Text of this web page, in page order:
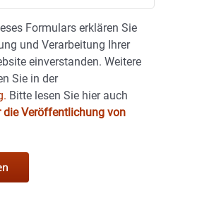
Formulars erklären Sie
und Verarbeitung Ihrer
einverstanden. Weitere
Sie in der
Bitte lesen Sie hier auch
die Veröffentlichung von